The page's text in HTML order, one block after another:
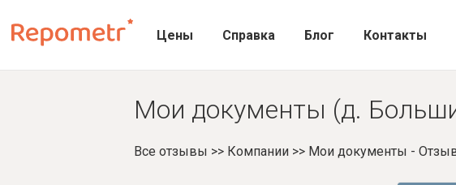
Цены Справка Блог Контакты
Мои документы (д.
Все отзывы >> Компании>> Мои документы -